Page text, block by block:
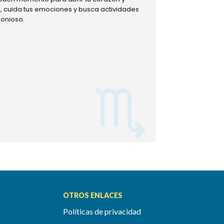
cuida tus emociones y busca actividades
OTROS ENLACES
Políticas de privacidad